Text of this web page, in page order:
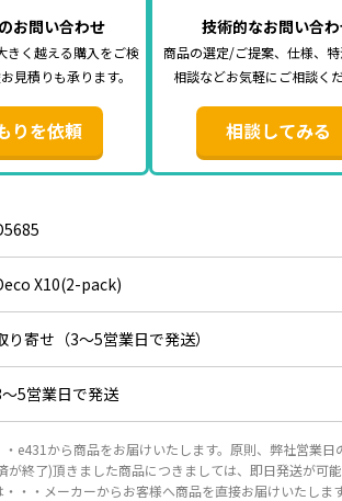
お問い合わせ
きく越える購入をご検
見積りも承ります。
りを依頼
技術的なお問い合
商品の選定/ご提案、仕様、
相談などお気軽にご相談くだ
相談してみる
X10(2-pack)
り寄せ（3～5営業日で発送）
5営業日で発送
e431から商品をお届けいたします。原則、弊社営業日
が終了)頂きました商品につきましては、即日発送が可能
・・メーカーからお客様へ商品を直接お届けいたしま